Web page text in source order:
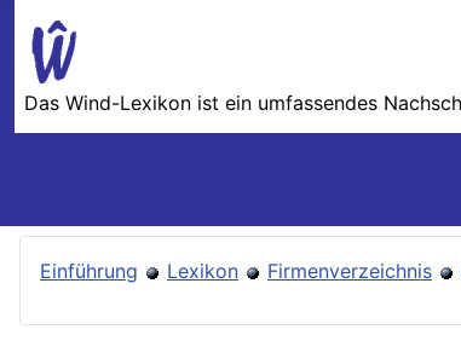
Das Wind-Lexikon ist ein umfassendes
Einführung Lexikon Firmenverzeichnis